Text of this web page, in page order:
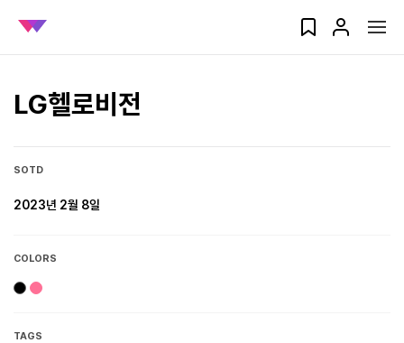
LG헬로비전
SOTD
2023년 2월 8일
COLORS
TAGS